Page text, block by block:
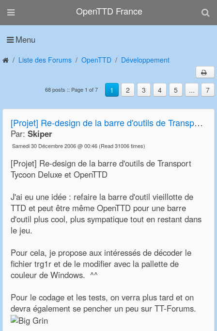
OpenTTD France
Menu
Liste des Forums OpenTTD Développement
1 2 3 4 5 ... 7
68 posts :: Page 1 of 7
[Projet] Re-design de la barre d'outils de Transport Tycoon Deluxe et OpenTTD
Par: Skiper
Samedi 30 Décembre 2006 @ 00:46 (Read 31006 times)
[Projet] Re-design de la barre d'outils de Transport
Tycoon Deluxe et OpenTTD
J'ai eu une idée : refaire la barre d'outil vieillotte de
TTD et peut être même OpenTTD pour une barre
d'outil plus cool, plus sympatique tout en restant dans
le jeu.
Pour cela, je propose aux intéressés de décoder le
fichier trg1r et de le modifier avec la pallette de
couleur de Windows. ^^
Pour le codage et les tests, on verra plus tard et on
devra également se pencher un peu sur TT-Forums.